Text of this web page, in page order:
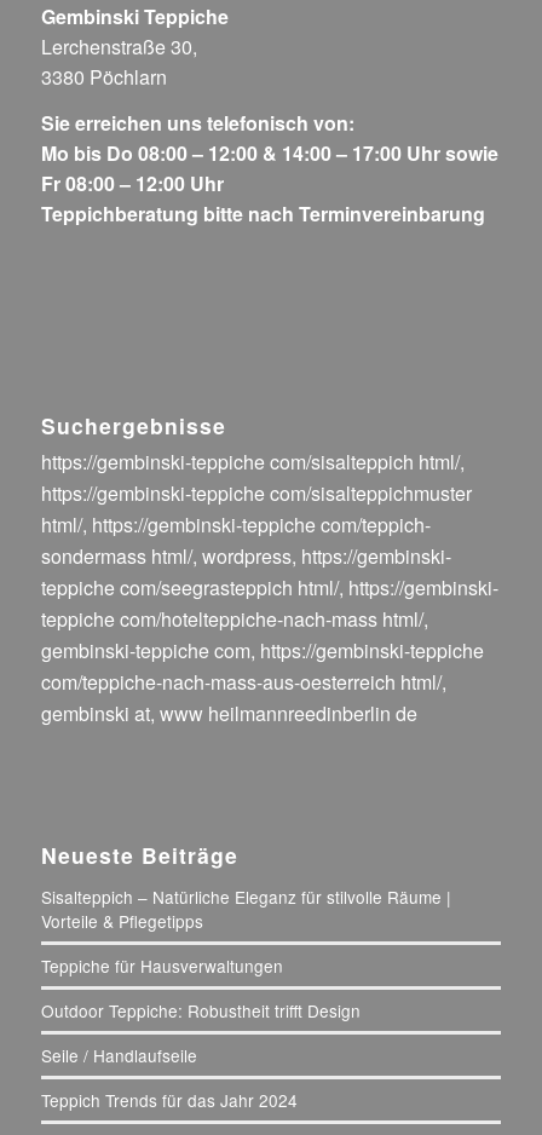
Gembinski Teppiche
Lerchenstraße 30,
3380 Pöchlarn
Sie erreichen uns telefonisch von:
Mo bis Do 08:00 – 12:00 & 14:00 – 17:00 Uhr sowie
Fr 08:00 – 12:00 Uhr
Teppichberatung bitte nach Terminvereinbarung
Suchergebnisse
https://gembinski-teppiche com/sisalteppich html/,
https://gembinski-teppiche com/sisalteppichmuster
html/, https://gembinski-teppiche com/teppich-
sondermass html/, wordpress, https://gembinski-
teppiche com/seegrasteppich html/, https://gembinski-
teppiche com/hotelteppiche-nach-mass html/,
gembinski-teppiche com, https://gembinski-teppiche
com/teppiche-nach-mass-aus-oesterreich html/,
gembinski at, www heilmannreedinberlin de
Neueste Beiträge
Sisalteppich – Natürliche Eleganz für stilvolle Räume |
Vorteile & Pflegetipps
Teppiche für Hausverwaltungen
Outdoor Teppiche: Robustheit trifft Design
Seile / Handlaufseile
Teppich Trends für das Jahr 2024